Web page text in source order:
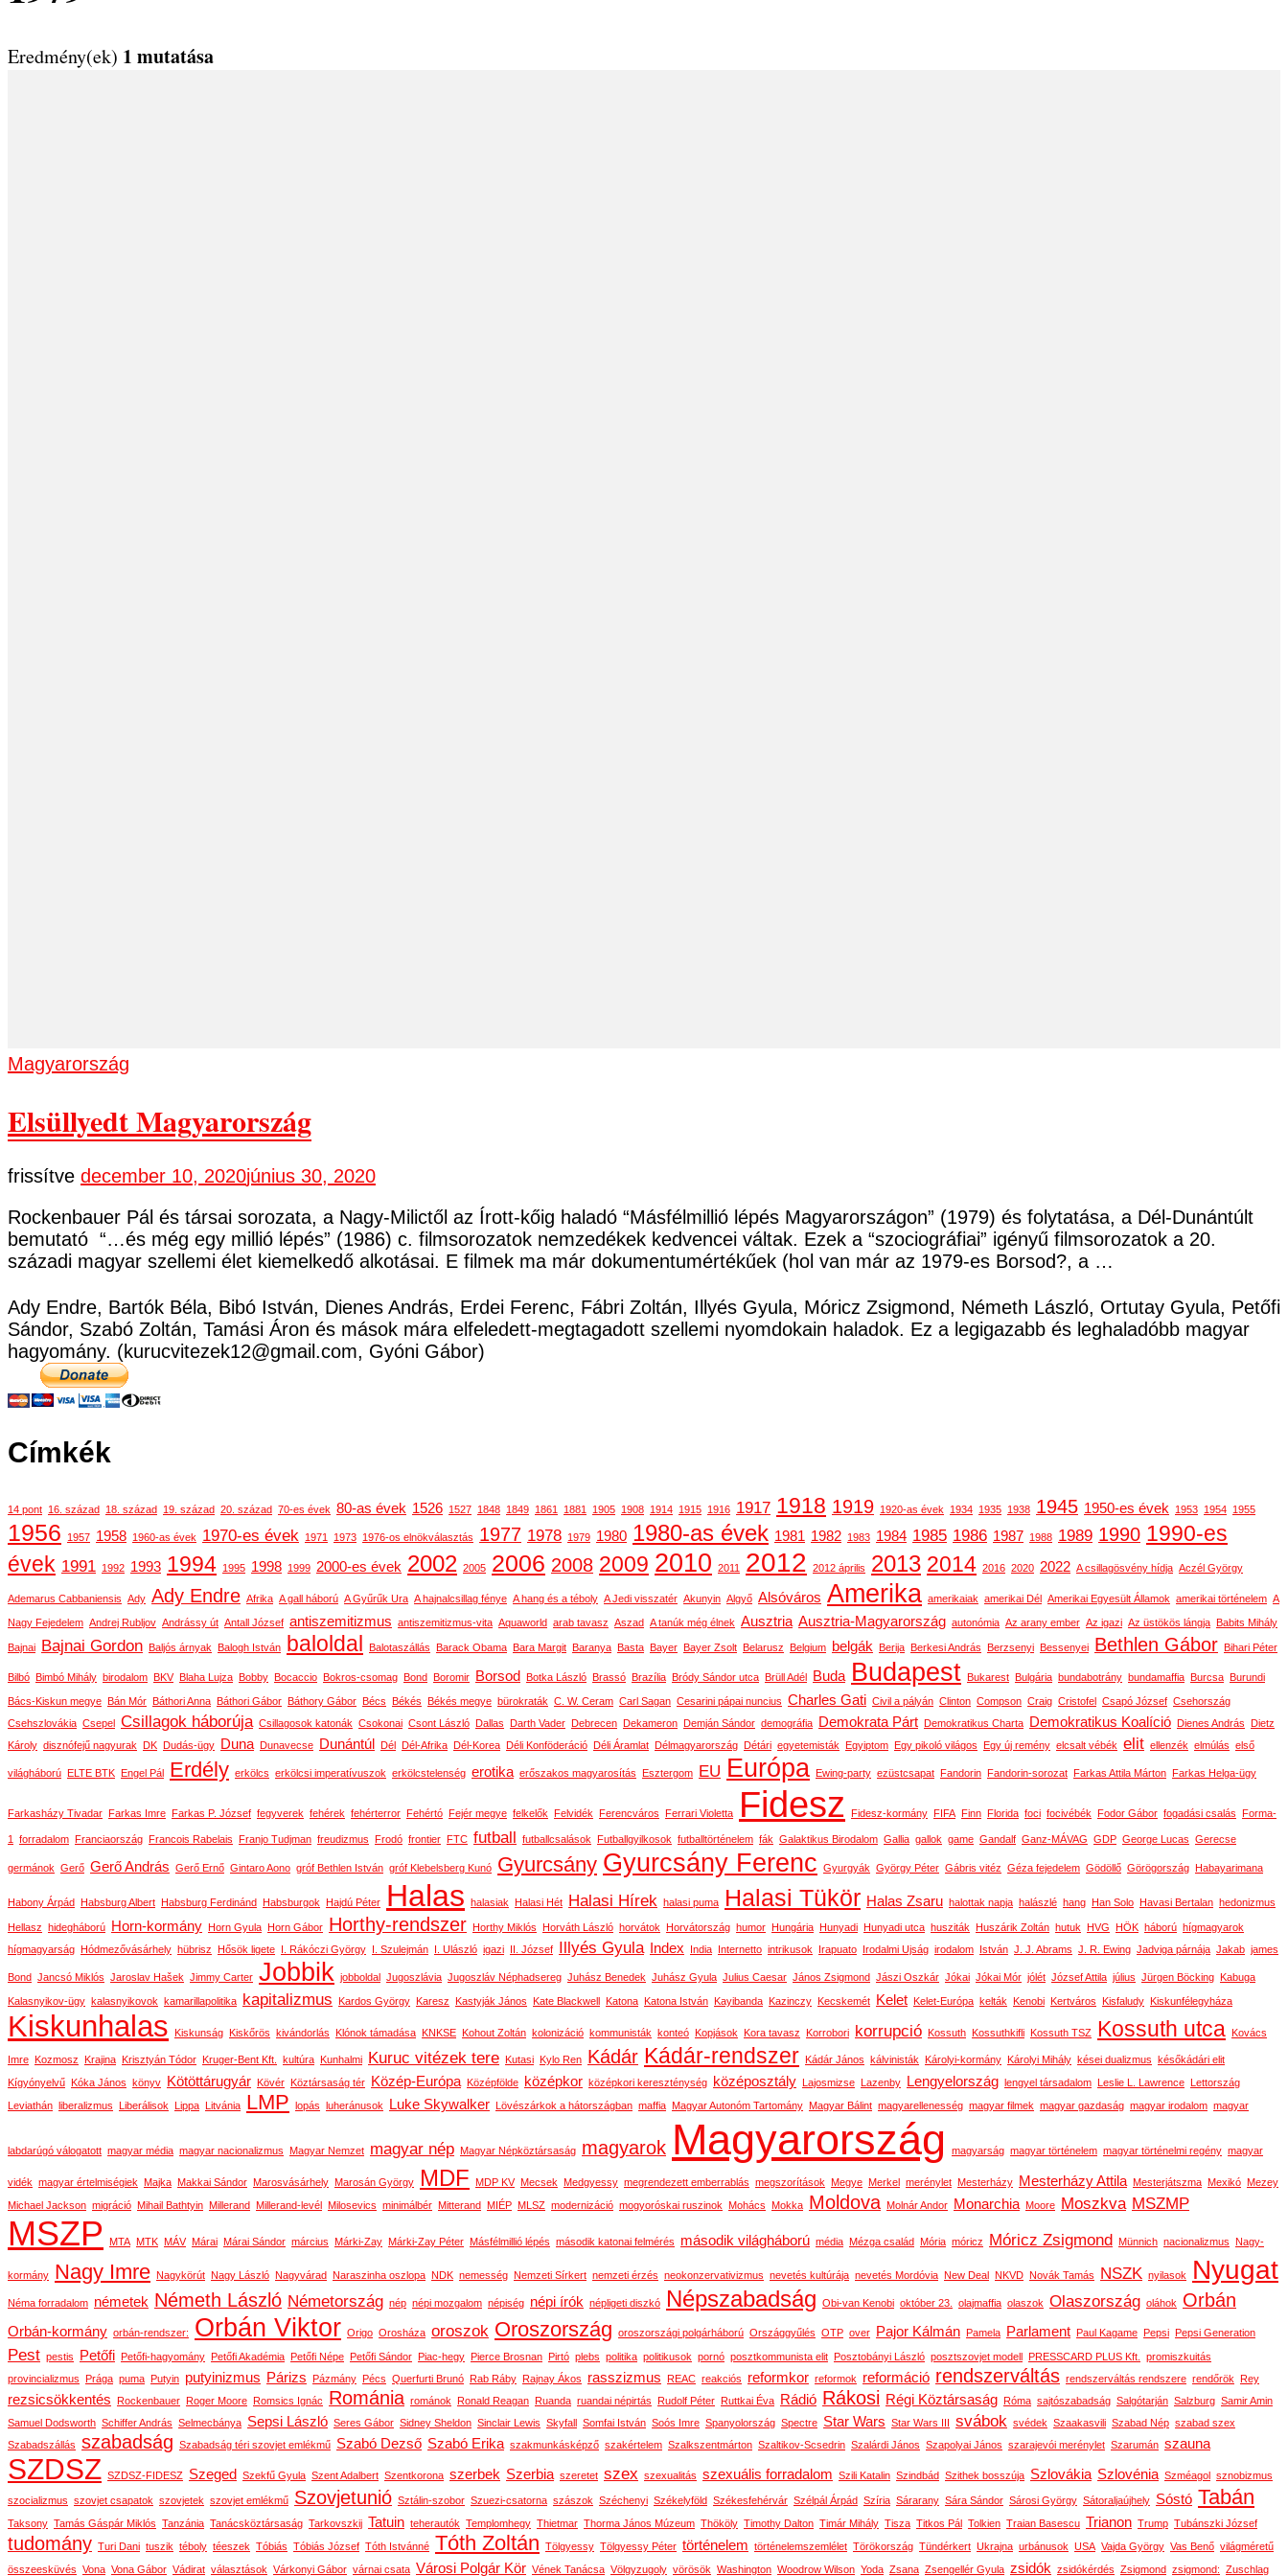
Eredmény(ek) 1 mutatása
Magyarország
Elsüllyedt Magyarország
frissítve december 10, 2020június 30, 2020
Rockenbauer Pál és társai sorozata, a Nagy-Milictől az Írott-kőig haladó “Másfélmillió lépés Magyarországon” (1979) és folytatása, a Dél-Dunántúlt
bemutató “…és még egy millió lépés” (1986) c. filmsorozatok nemzedékek kedvencei váltak. Ezek a “szociográfiai” igényű filmsorozatok a 20.
századi magyar szellemi élet kiemelkedő alkotásai. E filmek ma már dokumentumértékűek (hol van már az 1979-es Borsod?, a …
Ady Endre, Bartók Béla, Bibó István, Dienes András, Erdei Ferenc, Fábri Zoltán, Illyés Gyula, Móricz Zsigmond, Németh László, Ortutay Gyula, Petőfi
Sándor, Szabó Zoltán, Tamási Áron és mások mára elfeledett-megtagadott szellemi nyomdokain haladok. Ez a legigazabb és leghaladóbb magyar
hagyomány. (kurucvitezek12@gmail.com, Gyóni Gábor)
Címkék
14 pont 16. század 18. század 19. század 20. század 70-es évek 80-as évek 1526 1527 1848 1849 1861 1881 1905 1908 1914 1915 1916 1917 1918 1919 1920-as évek 1934 1935 1938 1945 1950-es évek 1953 1954 1955
1956 1957 1958 1960-as évek 1970-es évek 1971 1973 1976-os elnökválasztás 1977 1978 1979 1980 1980-as évek 1981 1982 1983 1984 1985 1986 1987 1988 1989 1990 1990-es
évek 1991 1992 1993 1994 1995 1998 1999 2000-es évek 2002 2005 2006 2008 2009 2010 2011 2012 2012 április 2013 2014 2016 2020 2022 A csillagösvény hídja Aczél György
Ademarus Cabbaniensis Ady Ady Endre Afrika A gall háború A Gyűrűk Ura A hajnalcsillag fénye A hang és a téboly A Jedi visszatér Akunyin Algyő Alsóváros Amerika amerikaiak amerikai Dél Amerikai Egyesült Államok amerikai történelem A
Nagy Fejedelem Andrej Rubljov Andrássy út Antall József antiszemitizmus antiszemitizmus-vita Aquaworld arab tavasz Aszad A tanúk még élnek Ausztria Ausztria-Magyarország autonómia Az arany ember Az igazi Az üstökös lángja Babits Mihály
Bajnai Bajnai Gordon Baljós árnyak Balogh István baloldal Balotaszállás Barack Obama Bara Margit Baranya Basta Bayer Bayer Zsolt Belarusz Belgium belgák Berija Berkesi András Berzsenyi Bessenyei Bethlen Gábor Bihari Péter
Bilbó Bimbó Mihály birodalom BKV Blaha Lujza Bobby Bocaccio Bokros-csomag Bond Boromir Borsod Botka László Brassó Brazília Bródy Sándor utca Brüll Adél Buda Budapest Bukarest Bulgária bundabotrány bundamaffia Burcsa Burundi
Bács-Kiskun megye Bán Mór Báthori Anna Báthori Gábor Báthory Gábor Bécs Békés Békés megye bürokraták C. W. Ceram Carl Sagan Cesarini pápai nuncius Charles Gati Civil a pályán Clinton Compson Craig Cristofel Csapó József Csehország
Csehszlovákia Csepel Csillagok háborúja Csillagosok katonák Csokonai Csont László Dallas Darth Vader Debrecen Dekameron Demján Sándor demográfia Demokrata Párt Demokratikus Charta Demokratikus Koalíció Dienes András Dietz
Károly disznófejű nagyurak DK Dudás-ügy Duna Dunavecse Dunántúl Dél Dél-Afrika Dél-Korea Déli Konföderáció Déli Áramlat Délmagyarország Détári egyetemisták Egyiptom Egy pikoló világos Egy új remény elcsalt vébék elit ellenzék elmúlás első
világháború ELTE BTK Engel Pál Erdély erkölcs erkölcsi imperatívuszok erkölcstelenség erotika erőszakos magyarosítás Esztergom EU Európa Ewing-party ezüstcsapat Fandorin Fandorin-sorozat Farkas Attila Márton Farkas Helga-ügy
Farkasházy Tivadar Farkas Imre Farkas P. József fegyverek fehérek fehérterror Fehértó Fejér megye felkelők Felvidék Ferencváros Ferrari Violetta Fidesz Fidesz-kormány FIFA Finn Florida foci focivébék Fodor Gábor fogadási csalás Forma-
1 forradalom Franciaország Francois Rabelais Franjo Tudjman freudizmus Frodó frontier FTC futball futballcsalások Futballgyilkosok futballtörténelem fák Galaktikus Birodalom Gallia gallok game Gandalf Ganz-MÁVAG GDP George Lucas Gerecse
germánok Gerő Gerő András Gerő Ernő Gintaro Aono gróf Bethlen István gróf Klebelsberg Kunó Gyurcsány Gyurcsány Ferenc Gyurgyák György Péter Gábris vitéz Géza fejedelem Gödöllő Görögország Habayarimana
Habony Árpád Habsburg Albert Habsburg Ferdinánd Habsburgok Hajdú Péter Halas halasiak Halasi Hét Halasi Hírek halasi puma Halasi Tükör Halas Zsaru halottak napja halászlé hang Han Solo Havasi Bertalan hedonizmus
Hellasz hidegháború Horn-kormány Horn Gyula Horn Gábor Horthy-rendszer Horthy Miklós Horváth László horvátok Horvátország humor Hungária Hunyadi Hunyadi utca husziták Huszárik Zoltán hutuk HVG HÖK háború hígmagyarok
hígmagyarság Hódmezővásárhely hübrisz Hősök ligete I. Rákóczi György I. Szulejmán I. Ulászló igazi II. József Illyés Gyula Index India Internetto intrikusok Irapuato Irodalmi Ujság irodalom István J. J. Abrams J. R. Ewing Jadviga párnája Jakab james
Bond Jancsó Miklós Jaroslav Hašek Jimmy Carter Jobbik jobboldal Jugoszlávia Jugoszláv Néphadsereg Juhász Benedek Juhász Gyula Julius Caesar János Zsigmond Jászi Oszkár Jókai Jókai Mór jólét József Attila július Jürgen Böcking Kabuga
Kalasnyikov-ügy kalasnyikovok kamarillapolitika kapitalizmus Kardos György Karesz Kastyják János Kate Blackwell Katona Katona István Kayibanda Kazinczy Kecskemét Kelet Kelet-Európa kelták Kenobi Kertváros Kisfaludy Kiskunfélegyháza
Kiskunhalas Kiskunság Kiskőrös kivándorlás Klónok támadása KNKSE Kohout Zoltán kolonizáció kommunisták konteó Kopjások Kora tavasz Korrobori korrupció Kossuth Kossuthkifli Kossuth TSZ Kossuth utca Kovács
Imre Kozmosz Krajina Krisztyán Tódor Kruger-Bent Kft. kultúra Kunhalmi Kuruc vitézek tere Kutasi Kylo Ren Kádár Kádár-rendszer Kádár János kálvinisták Károlyi-kormány Károlyi Mihály kései dualizmus későkádári elit
Kígyónyelvű Kóka János könyv Kötöttárugyár Kövér Köztársaság tér Közép-Európa Középfölde középkor középkori kereszténység középosztály Lajosmizse Lazenby Lengyelország lengyel társadalom Leslie L. Lawrence Lettország
Leviathán liberalizmus Liberálisok Lippa Litvánia LMP lopás luheránusok Luke Skywalker Lövészárkok a hátországban maffia Magyar Autonóm Tartomány Magyar Bálint magyarellenesség magyar filmek magyar gazdaság magyar irodalom magyar
labdarúgó válogatott magyar média magyar nacionalizmus Magyar Nemzet magyar nép Magyar Népköztársaság magyarok Magyarország magyarság magyar történelem magyar történelmi regény magyar
vidék magyar értelmiségiek Majka Makkai Sándor Marosvásárhely Marosán György MDF MDP KV Mecsek Medgyessy megrendezett emberrablás megszorítások Megye Merkel merénylet Mesterházy Mesterházy Attila Mesterjátszma Mexikó Mezey
Michael Jackson migráció Mihail Bathtyin Millerand Millerand-levél Milosevics minimálbér Mitterand MIÉP MLSZ modernizáció mogyoróskai ruszinok Mohács Mokka Moldova Molnár Andor Monarchia Moore Moszkva MSZMP
MSZP MTA MTK MÁV Márai Márai Sándor március Márki-Zay Márki-Zay Péter Másfélmillió lépés második katonai felmérés második világháború média Mézga család Mória móricz Móricz Zsigmond Münnich nacionalizmus Nagy-
kormány Nagy Imre Nagykörút Nagy László Nagyvárad Naraszinha oszlopa NDK nemesség Nemzeti Sírkert nemzeti érzés neokonzervativizmus nevetés kultúrája nevetés Mordóvia New Deal NKVD Novák Tamás NSZK nyilasok Nyugat
Néma forradalom németek Németh László Németország nép népi mozgalom népiség népi írók népligeti diszkó Népszabadság Obi-van Kenobi október 23. olajmaffia olaszok Olaszország oláhok Orbán
Orbán-kormány orbán-rendszer: Orbán Viktor Origo Orosháza oroszok Oroszország oroszországi polgárháború Országgyűlés OTP over Pajor Kálmán Pamela Parlament Paul Kagame Pepsi Pepsi Generation
Pest pestis Petőfi Petőfi-hagyomány Petőfi Akadémia Petőfi Népe Petőfi Sándor Piac-hegy Pierce Brosnan Pirtó plebs politika politikusok pornó posztkommunista elit Posztobányi László posztszovjet modell PRESSCARD PLUS Kft.
promiszkuitás
provincializmus Prága puma Putyin putyinizmus Párizs Pázmány Pécs Querfurti Brunó Rab Ráby Rajnay Ákos rasszizmus REAC reakciós reformkor reformok reformáció rendszerváltás rendszerváltás rendszere rendőrök Rey
rezsicsökkentés Rockenbauer Roger Moore Romsics Ignác Románia románok Ronald Reagan Ruanda ruandai népirtás Rudolf Péter Ruttkai Éva Rádió Rákosi Régi Köztársaság Róma sajtószabadság Salgótarján Salzburg Samir Amin
Samuel Dodsworth Schiffer András Selmecbánya Sepsi László Seres Gábor Sidney Sheldon Sinclair Lewis Skyfall Somfai István Soós Imre Spanyolország Spectre Star Wars Star Wars III svábok svédek Szaakasvili Szabad Nép szabad szex
Szabadszállás szabadság Szabadság téri szovjet emlékmű Szabó Dezső Szabó Erika szakmunkásképző szakértelem Szalkszentmárton Szaltikov-Scsedrin Szalárdi János Szapolyai János szarajevói merénylet Szarumán szauna
SZDSZ SZDSZ-FIDESZ Szeged Szekfű Gyula Szent Adalbert Szentkorona szerbek Szerbia szeretet szex szexualitás szexuális forradalom Szili Katalin Szindbád Szithek bosszúja Szlovákia Szlovénia Szméagol sznobizmus
szocializmus szovjet csapatok szovjetek szovjet emlékmű Szovjetunió Sztálin-szobor Szuezi-csatorna szászok Széchenyi Székelyföld Székesfehérvár Szélpál Árpád Szíria Sárarany Sára Sándor Sárosi György Sátoraljaújhely Sóstó Tabán
Taksony Tamás Gáspár Miklós Tanzánia Tanácsköztársaság Tarkovszkij Tatuin teherautók Templomhegy Thietmar Thorma János Múzeum Thököly Timothy Dalton Timár Mihály Tisza Titkos Pál Tolkien Traian Basescu Trianon Trump Tubánszki József
tudomány Turi Dani tuszik téboly téeszek Tóbiás Tóbiás József Tóth Istvánné Tóth Zoltán Tölgyessy Tölgyessy Péter történelem történelemszemlélet Törökország Tündérkert Ukrajna urbánusok USA Vajda György Vas Benő világméretű
összeesküvés Vona Vona Gábor Vádirat választások Várkonyi Gábor várnai csata Városi Polgár Kör Vének Tanácsa Völgyzugoly vörösök Washington Woodrow Wilson Yoda Zsana Zsengellér Gyula zsidók zsidókérdés Zsigmond zsigmond: Zuschlag